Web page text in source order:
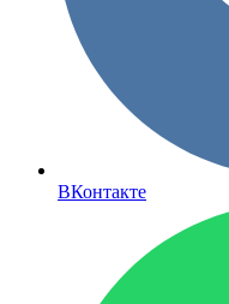
ВКонтакте